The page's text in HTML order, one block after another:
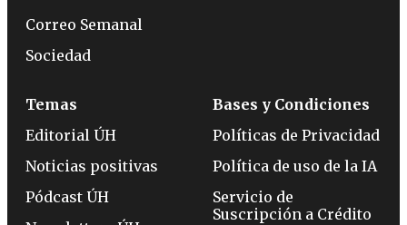
Correo Semanal
Sociedad
Temas
Editorial ÚH
Noticias positivas
Pódcast ÚH
Bases y Condiciones
Políticas de Privacidad
Política de uso de la IA
Servicio de
Suscripción a Crédito